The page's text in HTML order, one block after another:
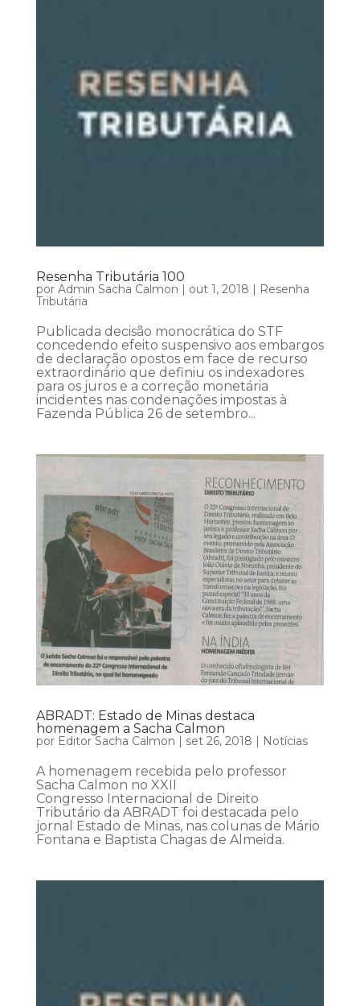
Resenha Tributária 100
por Admin Sacha Calmon | out 1, 2018 | Resenha
Tributária
Publicada decisão monocrática do STF
concedendo efeito suspensivo aos embargos
de declaração opostos em face de recurso
extraordinário que definiu os indexadores
para os juros e a correção monetária
incidentes nas condenações impostas à
Fazenda Pública 26 de setembro...
ABRADT: Estado de Minas destaca
homenagem a Sacha Calmon
por Editor Sacha Calmon | set 26, 2018 | Notícias
A homenagem recebida pelo professor
Sacha Calmon no XXII
Congresso Internacional de Direito
Tributário da ABRADT foi destacada pelo
jornal Estado de Minas, nas colunas de Mário
Fontana e Baptista Chagas de Almeida.